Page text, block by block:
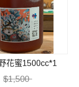
花蜜1500cc*1
$1,500